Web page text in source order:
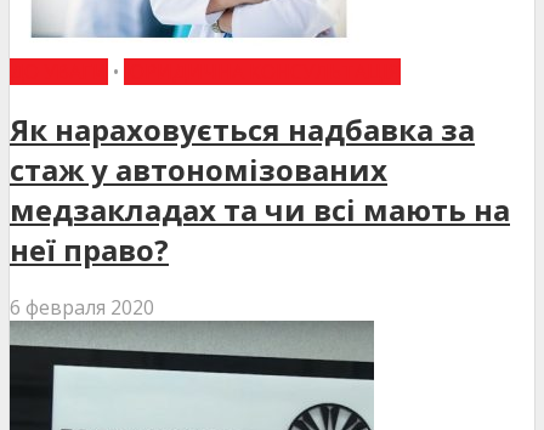
•
Як нараховується надбавка за
стаж у автономізованих
медзакладах та чи всі мають на
неї право?
6 февраля 2020